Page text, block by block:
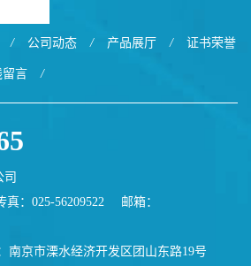
/ 公司动态 / 产品展厅 / 证书荣誉
留言 /
真：025-56209522
邮箱：
南京市溧水经济开发区团山东路19号